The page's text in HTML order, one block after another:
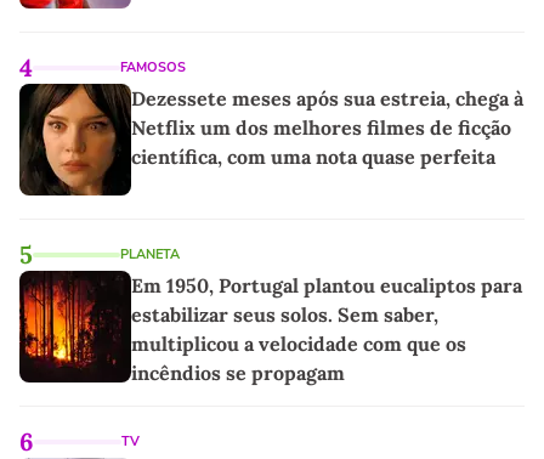
4 FAMOSOS
Dezessete meses após sua estreia, chega à
Netflix um dos melhores filmes de ficção
científica, com uma nota quase perfeita
5 PLANETA
Em 1950, Portugal plantou eucaliptos para
estabilizar seus solos. Sem saber,
multiplicou a velocidade com que os
incêndios se propagam
6 TV